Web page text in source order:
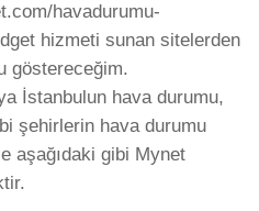
havadurumu-
hizmeti sunan sitelerden
göstereceğim.
İstanbulun hava durumu,
şehirlerin hava durumu
aşağıdaki gibi Mynet